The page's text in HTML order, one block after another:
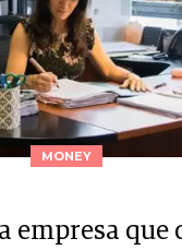
MONEY
empresa que